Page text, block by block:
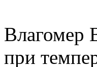
Влагомер
при